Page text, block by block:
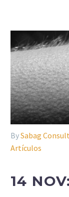
BySabag
Artículos
14 NOV: